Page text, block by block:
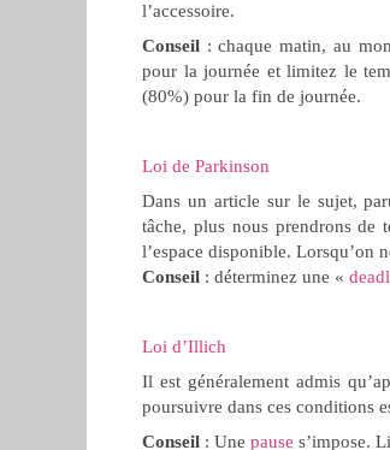
l’accessoire.
Conseil : chaque matin, au
pour la journée et limitez le
(80%) pour la fin de journée.
Loi de Parkinson
Dans un article sur le sujet,
tâche, plus nous prendrons de
l’espace disponible. Lorsqu’on
Conseil : déterminez une «
Loi d’Illich
Il est généralement admis
poursuivre dans ces conditions
Conseil : Une pause s’impose.